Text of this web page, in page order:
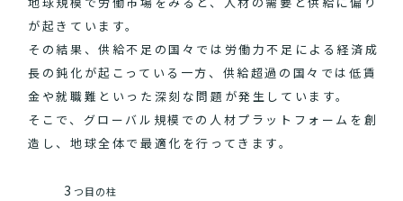
が起きています。
その結果、供給不足の国々では労働力不足による経済成
長の鈍化が起こっている一方、供給超過の国々では低賃
金や就職難といった深刻な問題が発生しています。
そこで、グローバル規模での人材プラットフォームを創
造し、地球全体で最適化を行ってきます。
3 つ目の柱